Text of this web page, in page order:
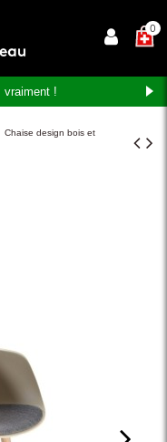
×0
vraiment !
Chaise design bois et